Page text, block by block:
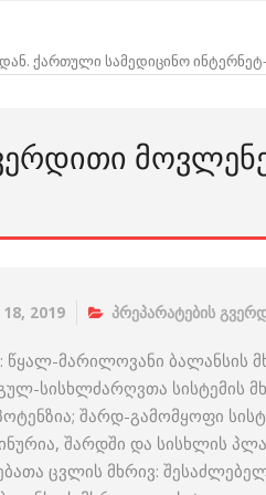
ქართული სამედიცინო
2019 პრეპარატების
მარილოვანი ბალანსის
სისხლძარღვთა სისტემის
შარდ-გამომყოფი
შარდში და სისხლის
ცვლის მხრივ: